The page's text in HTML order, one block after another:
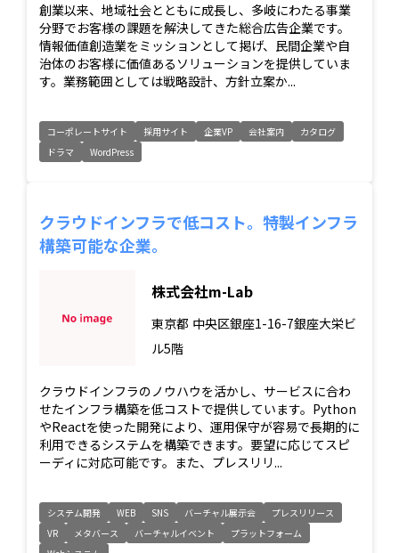
創業以来、地域社会とともに成長し、多岐にわたる事業
分野でお客様の課題を解決してきた総合広告企業です。
情報価値創造業をミッションとして掲げ、民間企業や自
治体のお客様に価値あるソリューションを提供していま
す。業務範囲としては戦略設計、方針立案か...
コーポレートサイト 採用サイト 企業VP 会社案内
カタログ
ドラマ
WordPress
クラウドインフラで低コスト。特製インフラ
構築可能な企業。
株式会社m-Lab
東京都 中央区銀座1-16-7銀座大栄ビ
ル5階
クラウドインフラのノウハウを活かし、サービスに合わ
せたインフラ構築を低コストで提供しています。Python
やReactを使った開発により、運用保守が容易で長期的に
利用できるシステムを構築できます。要望に応じてスピ
ーディに対応可能です。また、プレスリリ...
システム開発 WEB SNS バーチャル展示会
プレスリリース
VR
メタバース バーチャルイベント
プラットフォーム